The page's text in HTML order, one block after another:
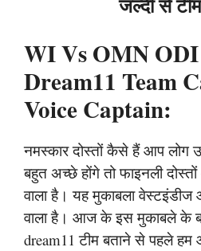
WI Vs OMN
Dream11 Team
Voice Captain:
नमस्कार दोस्तों कैसे हैं आप लोग
बहुत अच्छे होंगे तो फाइनली
वाला है। यह मुकाबला
वाला है। आज के इस मुकाबले के
dream11 टीम बताने से पहले